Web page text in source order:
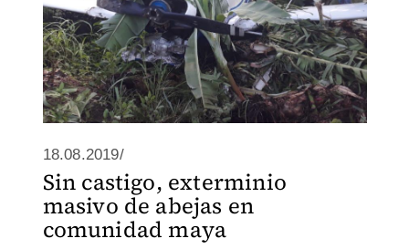
18.08.2019/
Sin castigo, exterminio
masivo de abejas en
comunidad maya